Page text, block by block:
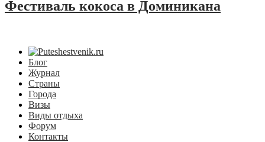
Фестиваль кокоса в Доминикана
Блог
Журнал
Страны
Города
Визы
Виды отдыха
Форум
Контакты